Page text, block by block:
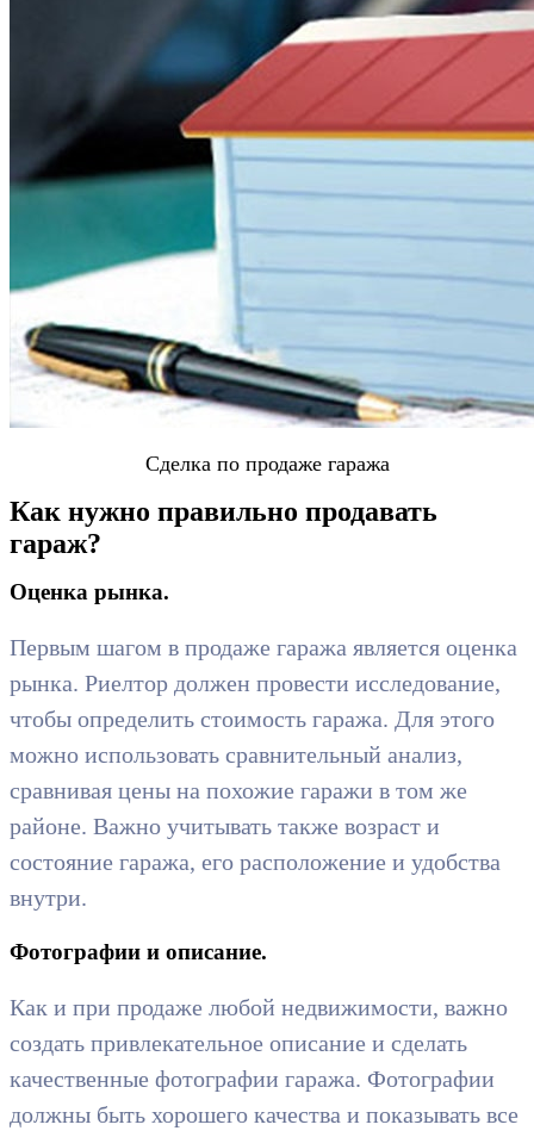
Сделка по продаже гаража
Как нужно правильно продавать
гараж?
Оценка рынка.
Первым шагом в продаже гаража является оценка
рынка. Риелтор должен провести исследование,
чтобы определить стоимость гаража. Для этого
можно использовать сравнительный анализ,
сравнивая цены на похожие гаражи в том же
районе. Важно учитывать также возраст и
состояние гаража, его расположение и удобства
внутри.
Фотографии и описание.
Как и при продаже любой недвижимости, важно
создать привлекательное описание и сделать
качественные фотографии гаража. Фотографии
должны быть хорошего качества и показывать все